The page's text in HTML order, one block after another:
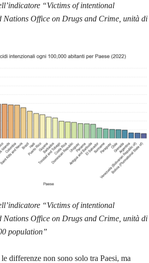
“Victims of intentional
Nations Office on Drugs and Crime, unità di
“Victims of intentional
Nations Office on Drugs and Crime, unità di
population”
le differenze non sono solo tra Paesi, ma